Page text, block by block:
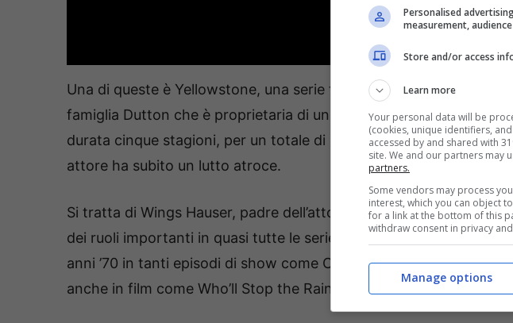
Una di queste è Yellowstone, una serie tv drammatica e western,
famiglia Dutton che è proprietaria di un ranch nel Montana. Si è
durata cinque stagioni, per un totale di 53 episodi. Purtroppo per il
attore ha subito un lutto atroce.
Si tratta di Wings Hauser, padre dell’attore Cole Hauser di
dei ruoli importanti in quasi tutte le serie di azione degli ultimi anni.
anni ’70 in tanti episodi di show come Canon, Baretta ed
anche in film come Who’ll Stop the Rain? e A Soldier’s Story con
Personalised
measurement,
Store and/or access
Learn more
Your personal data will be
(cookies, unique identifiers,
accessed by and shared with
site. We and our partners may
partners.
Some vendors may process
interest, which you can object
for a link at the bottom of this
withdraw consent in privacy
Manage options